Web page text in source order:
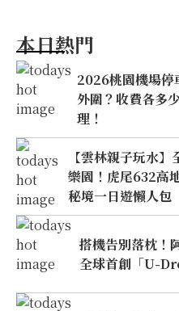
本日熱門
2026桃園機場停
外圍？收費各多
理！
【雲林親子玩水
樂園！虎尾632高
秘境一日遊懶人包
搭機告別落枕！
全球首創「U-